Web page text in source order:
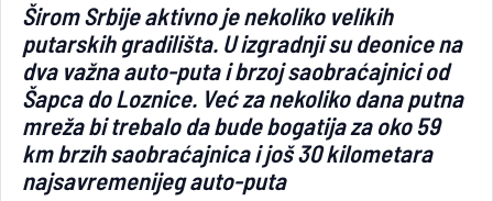
Širom Srbije aktivno je nekoliko velikih
putarskih gradilišta. U izgradnji su deonice na
dva važna auto-puta i brzoj saobraćajnici od
Šapca do Loznice. Već za nekoliko dana putna
mreža bi trebalo da bude bogatija za oko 59
km brzih saobraćajnica i još 30 kilometara
najsavremenijeg auto-puta